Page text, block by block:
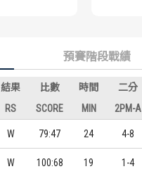
預賽階段戰績
結果 比數 時間 二分
RS SCORE MIN 2PM-A
W 79:47 24 4-8
W 100:68 19 1-4